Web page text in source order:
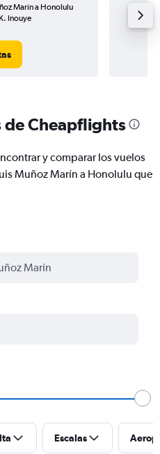
Marín a Honolulu
Inouye
de Cheapflights
y comparar los vuelos
Muñoz Marín a Honolulu que
Escalas